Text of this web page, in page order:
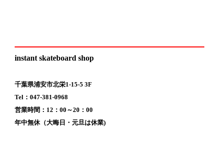
instant skateboard shop
千葉県浦安市北栄1-15-5 3F
Tel：047-381-0968
営業時間：12：00～20：00
年中無休（大晦日・元旦は休業)